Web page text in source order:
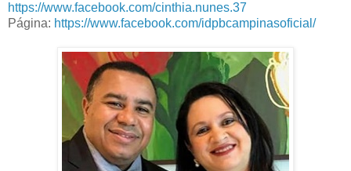
https://www.facebook.com/cinthia.nunes.37
Página: https://www.facebook.com/idpbcampinasoficial/